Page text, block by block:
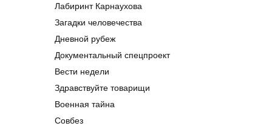
Лабиринт Карнаухова
Загадки человечества
Дневной рубеж
Документальный спецпроект
Вести недели
Здравствуйте товарищи
Военная тайна
Совбез